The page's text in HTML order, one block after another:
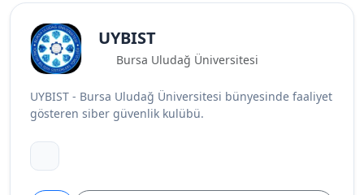
UYBIST
Bursa Uludağ Üniversitesi
UYBIST - Bursa Uludağ Üniversitesi bünyesinde faaliyet
gösteren siber güvenlik kulübü.